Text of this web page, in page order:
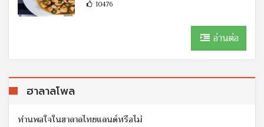
10476
อ่านต่อ
ฮาลาลโพล
ท่านพอใจในฮาลาลไทยแลนด์หรือไม่